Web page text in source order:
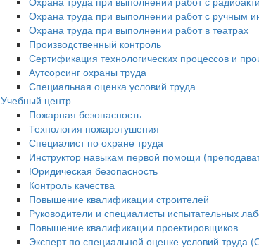
Охрана труда при выполнении работ с ручным
Охрана труда при выполнении работ в театрах
Производственный контроль
Сертификация технологических процессов и
Аутсорсинг охраны труда
Специальная оценка условий труда
Учебный центр
Пожарная безопасность
Технология пожаротушения
Специалист по охране труда
Инструктор навыкам первой помощи
Юридическая безопасность
Контроль качества
Повышение квалификации строителей
Руководители и специалисты испытательных
Повышение квалификации проектировщиков
Эксперт по специальной оценке условий труда